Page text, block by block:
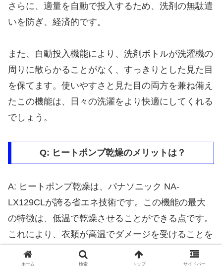
さらに、適量を自動で投入するため、洗剤の無駄遣
いを防ぎ、経済的です。
また、自動投入機能により、洗剤ボトルが洗濯機の
周りに散らかることがなく、すっきりとした見た目
を保てます。使いやすさと見た目の両方を兼ね備え
たこの機能は、日々の洗濯をより快適にしてくれる
でしょう。
Q: ヒートポンプ乾燥のメリットは？
A: ヒートポンプ乾燥は、パナソニック NA-
LX129CLが誇る省エネ技術です。この機能の最大
の特徴は、低温で乾燥させることができる点です。
これにより、衣類が高温でダメージを受けることを
防ぎ、長持ちさせることができます。
ホーム 検索 トップ サイドバー